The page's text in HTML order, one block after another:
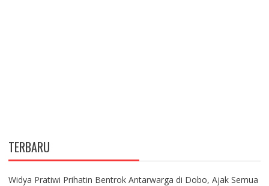
TERBARU
Widya Pratiwi Prihatin Bentrok Antarwarga di Dobo, Ajak Semua